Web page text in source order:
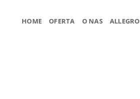
HOME OFERTA O NAS ALLEGRO